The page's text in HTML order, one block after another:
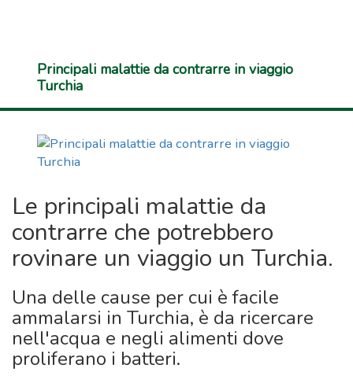
Principali malattie da contrarre in viaggio
Turchia
Le principali malattie da
contrarre che potrebbero
rovinare un viaggio un Turchia.
Una delle cause per cui è facile
ammalarsi in Turchia, è da ricercare
nell'acqua e negli alimenti dove
proliferano i batteri.